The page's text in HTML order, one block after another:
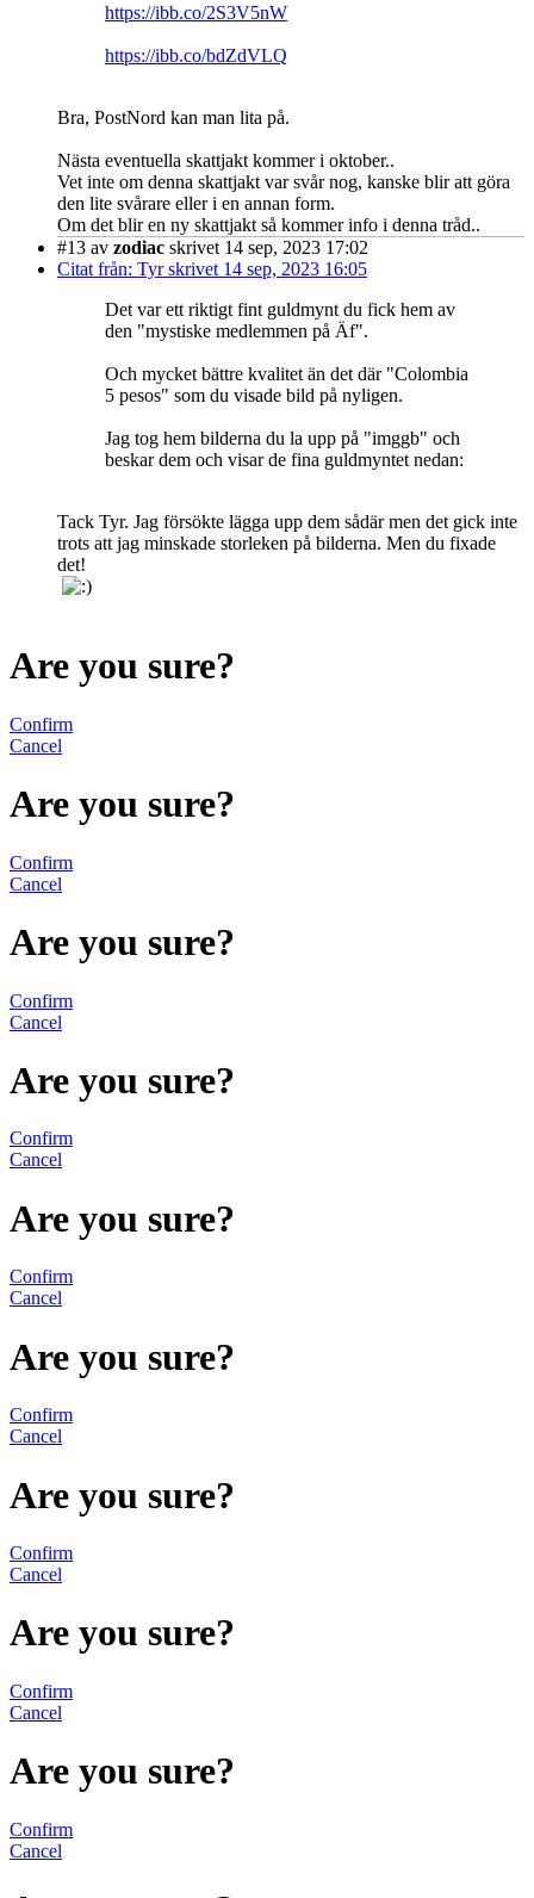
https://ibb.co/2S3V5nW
https://ibb.co/bdZdVLQ
Bra, PostNord kan man lita på.
Nästa eventuella skattjakt kommer i oktober..
Vet inte om denna skattjakt var svår nog, kanske blir att göra
den lite svårare eller i en annan form.
Om det blir en ny skattjakt så kommer info i denna tråd..
#13 av zodiac skrivet 14 sep, 2023 17:02
Citat från: Tyr skrivet 14 sep, 2023 16:05
Det var ett riktigt fint guldmynt du fick hem av
den "mystiske medlemmen på Äf".
Och mycket bättre kvalitet än det där "Colombia
5 pesos" som du visade bild på nyligen.
Jag tog hem bilderna du la upp på "imggb" och
beskar dem och visar de fina guldmyntet nedan:
Tack Tyr. Jag försökte lägga upp dem sådär men det gick inte
trots att jag minskade storleken på bilderna. Men du fixade
det!
Are you sure?
Confirm
Cancel
Are you sure?
Confirm
Cancel
Are you sure?
Confirm
Cancel
Are you sure?
Confirm
Cancel
Are you sure?
Confirm
Cancel
Are you sure?
Confirm
Cancel
Are you sure?
Confirm
Cancel
Are you sure?
Confirm
Cancel
Are you sure?
Confirm
Cancel